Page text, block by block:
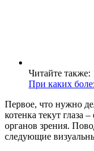
Читайте также:
При каких
Первое, что нужно
котенка текут глаза
органов зрения.
следующие